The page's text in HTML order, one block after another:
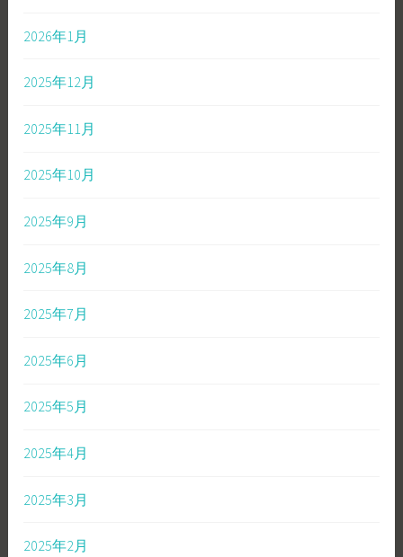
2026年1月
2025年12月
2025年11月
2025年10月
2025年9月
2025年8月
2025年7月
2025年6月
2025年5月
2025年4月
2025年3月
2025年2月